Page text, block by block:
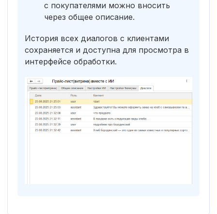
с покупателями можно вносить
через общее описание.
История всех диалогов с клиентами
сохраняется и доступна для просмотра в
интерфейсе обработки.